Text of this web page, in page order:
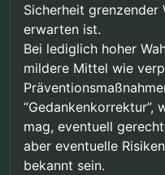
wäre, sondern
“Kinderschutz”
ausschlachten läßt.
Gerade die
wurden - trotz
Verbrechen -
ausgesprochen.
Instrument der
“lebenslange
genutzt werden
Sicherheit grenzender
erwarten ist.
Bei lediglich hoher
mildere Mittel wie
“Gedankenkorrektur”,
mag, eventuell
aber eventuelle
bekannt sein.